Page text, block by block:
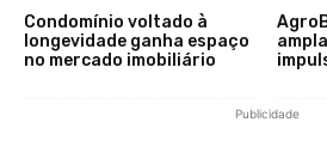
Condomínio voltado à
longevidade ganha espaço
no mercado imobiliário
Publicidade